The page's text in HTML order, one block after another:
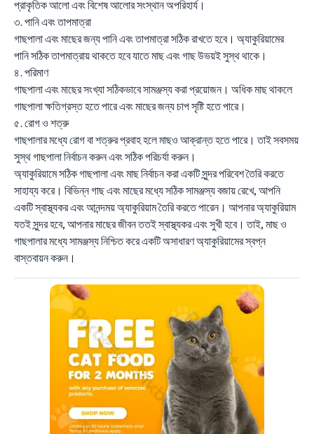
প্রাকৃতিক আলো এবং বিশেষ আলোর সংস্থান অপরিহার্য।
৩. পানি এবং তাপমাত্রা
গাছপালা এবং মাছের জন্য পানি এবংতাপমাত্রা সঠিক রাখতে হবে। অ্যাকুরিয়ামের
পানি সঠিক তাপমাত্রায় থাকতে হবে যাতে মাছ এবং গাছ উভয়ই সুস্থ থাকে।
৪. পরিমাণ
গাছপালা এবং মাছের সংখ্যা সঠিকভাবে সামঞ্জস্য করা প্রয়োজন। অধিক মাছ থাকলে
গাছপালা ক্ষতিগ্রস্ত হতে পারে এবং মাছের জন্য চাপ সৃষ্টি হতে পারে।
৫. রোগ ও শত্রু
গাছপালার মধ্যে রোগ বা শত্রুর প্রবাহ হলে মাছও আক্রান্ত হতে পারে। তাই সবসময়
সুস্থ গাছপালা নির্বাচন করুন এবংসঠিক পরিচর্যা করুন ।
অ্যাকুরিয়ামে সঠিক গাছপালা এবং মাছ নির্বাচন করা একটি সুন্দর পরিবেশ তৈরি করতে
সাহায্য করে। বিভিন্ন গাছ এবং মাছের মধ্যে সঠিক সামঞ্জস্য বজায় রেখে, আপনি
একটি স্বাস্থ্যকর এবং আনন্দময় অ্যাকুরিয়াম তৈরি করতে পারেন। আপনার অ্যাকুরিয়াম
যতই সুন্দর হবে, আপনার মাছের জীবন ততই স্বাস্থ্যকর এবং সুখী হবে। তাই, মাছ ও
গাছপালার মধ্যে সামঞ্জস্য নিশ্চিত করে একটি অসাধারণ অ্যাকুরিয়ামের স্বপ্ন
বাস্তবায়ন করুন।